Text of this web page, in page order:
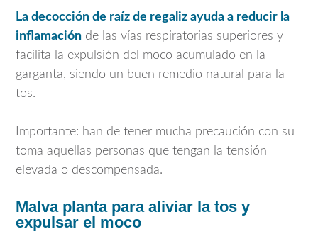
La decocción de raíz de regaliz ayuda a reducir la
inflamación de las vías respiratorias superiores y
facilita la expulsión del moco acumulado en la
garganta, siendo un buen remedio natural para la
tos.
Importante: han de tener mucha precaución con su
toma aquellas personas que tengan la tensión
elevada o descompensada.
Malva planta para aliviar la tos y
expulsar el moco